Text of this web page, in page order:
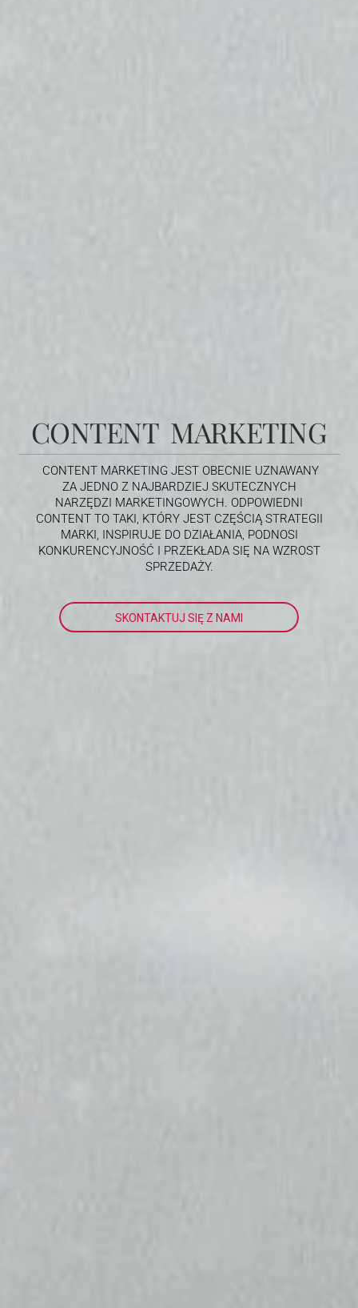
CONTENT MARKETING
CONTENT MARKETING JEST OBECNIE UZNAWANY
ZA JEDNO Z NAJBARDZIEJ SKUTECZNYCH
NARZĘDZI MARKETINGOWYCH. ODPOWIEDNI
CONTENT TO TAKI, KTÓRY JEST CZĘŚCIĄ STRATEGII
MARKI, INSPIRUJE DO DZIAŁANIA, PODNOSI
KONKURENCYJNOŚĆ I PRZEKŁADA SIĘ NA WZROST
SPRZEDAŻY.
SKONTAKTUJ SIĘ Z NAMI